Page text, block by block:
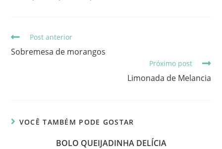
Post anterior
Sobremesa de morangos
Próximo post
Limonada de Melancia
VOCÊ TAMBÉM PODE GOSTAR
BOLO QUEIJADINHA DELÍCIA